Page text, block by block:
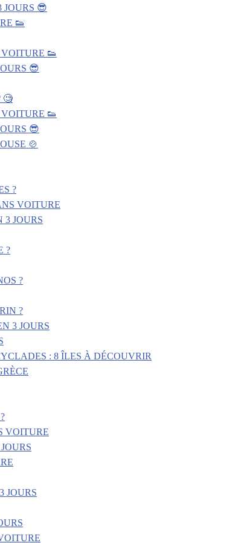
JOURS 😎
👟
👟
😎
🧐
👟
😎
🍲
?
VOITURE
3 JOURS
?
?
?
3 JOURS
: 8 ÎLES À DÉCOUVRIR
VOITURE
JOURS